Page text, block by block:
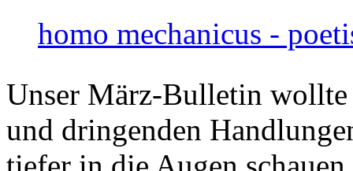
homo mechanicus -
Unser März-Bulletin
und dringenden